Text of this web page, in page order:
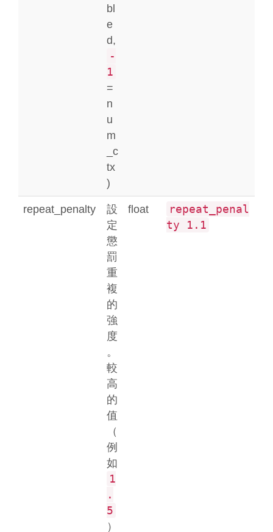
bl
e
d,
-
1
=
n
u
m
_c
tx
)
repeat_penalty
設
定
懲
罰
重
複
的
強
度
。
較
高
的
值
（
例
如
1
.
5
）
float
repeat_penal
ty 1.1